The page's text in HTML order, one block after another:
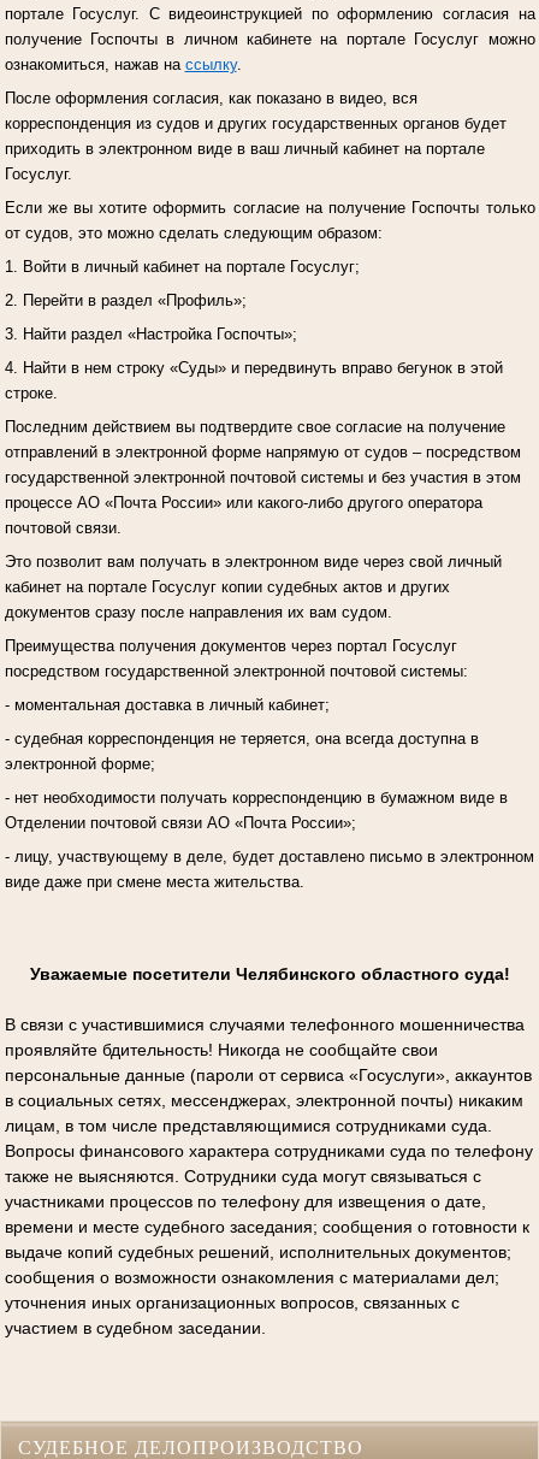
портале Госуслуг. С видеоинструкцией по оформлению согласия на
получение Госпочты в личном кабинете на портале Госуслуг можно
ознакомиться, нажав на ссылку.
После оформления согласия, как показано в видео, вся
корреспонденция из судов и других государственных органов будет
приходить в электронном виде в ваш личный кабинет на портале
Госуслуг.
Если же вы хотите оформить согласие на получение Госпочты только
от судов, это можно сделать следующим образом:
1. Войти в личный кабинет на портале Госуслуг;
2. Перейти в раздел «Профиль»;
3. Найти раздел «Настройка Госпочты»;
4. Найти в нем строку «Суды» и передвинуть вправо бегунок в этой
строке.
Последним действием вы подтвердите свое согласие на получение
отправлений в электронной форме напрямую от судов – посредством
государственной электронной почтовой системы и без участия в этом
процессе АО «Почта России» или какого-либо другого оператора
почтовой связи.
Это позволит вам получать в электронном виде через свой личный
кабинет на портале Госуслуг копии судебных актов и других
документов сразу после направления их вам судом.
Преимущества получения документов через портал Госуслуг
посредством государственной электронной почтовой системы:
- моментальная доставка в личный кабинет;
- судебная корреспонденция не теряется, она всегда доступна в
электронной форме;
- нет необходимости получать корреспонденцию в бумажном виде в
Отделении почтовой связи АО «Почта России»;
- лицу, участвующему в деле, будет доставлено письмо в электронном
виде даже при смене места жительства.
Уважаемые посетители Челябинского областного суда!
В связи с участившимися случаями телефонного мошенничества
проявляйте бдительность! Никогда не сообщайте свои
персональные данные (пароли от сервиса «Госуслуги», аккаунтов
в социальных сетях, мессенджерах, электронной почты) никаким
лицам, в том числе представляющимися сотрудниками суда.
Вопросы финансового характера сотрудниками суда по телефону
также не выясняются. Сотрудники суда могут связываться с
участниками процессов по телефону для извещения о дате,
времени и месте судебного заседания; сообщения о готовности к
выдаче копий судебных решений, исполнительных документов;
сообщения о возможности ознакомления с материалами дел;
уточнения иных организационных вопросов, связанных с
участием в судебном заседании.
СУДЕБНОЕ ДЕЛОПРОИЗВОДСТВО